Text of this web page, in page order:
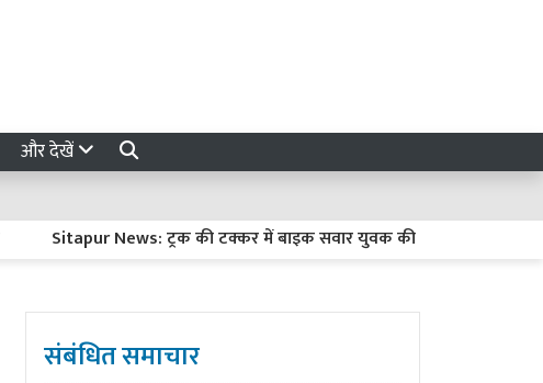
और देखें
Sitapur News: ट्रक की टक्कर में बाइक सवार युवक की मौत, हादसे के बाद ट्रक
संबंधित समाचार